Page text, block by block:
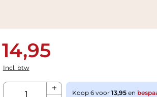
14,95
Incl. btw
Aantal
Koop 6 voor 13,95 en